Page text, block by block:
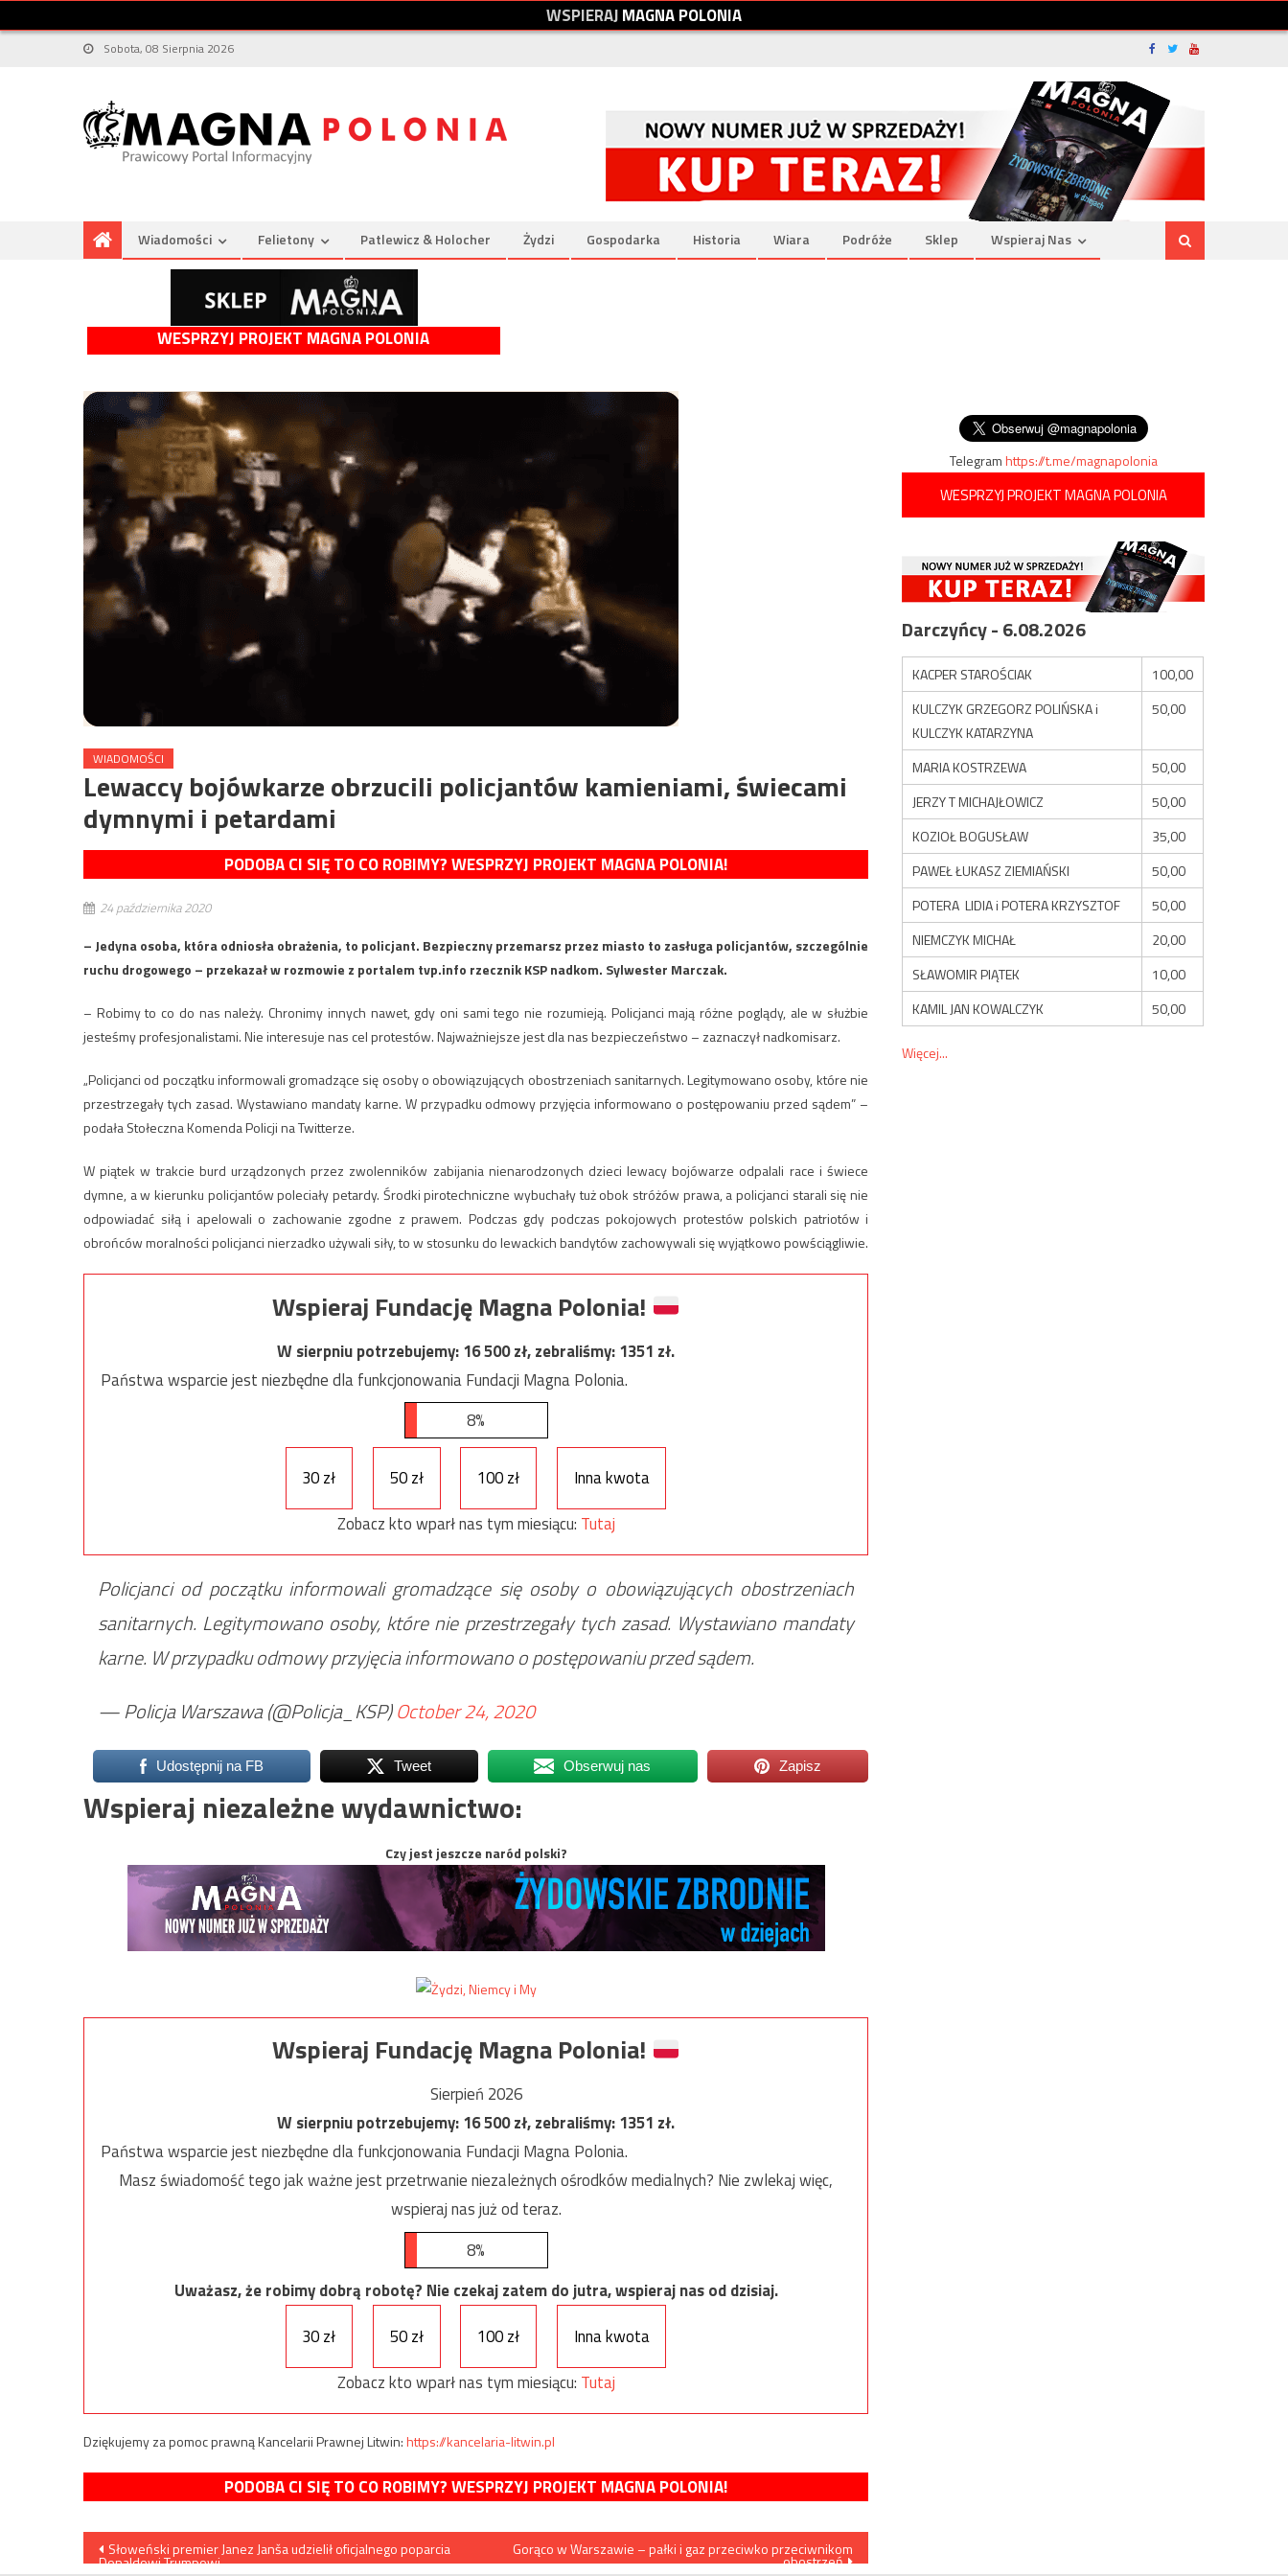
WSPIERAJMAGNAPOLONIA
Sobota, 08 Sierpnia 2026
Wiadomości Felietony Patlewicz & Holocher Żydzi Gospodarka Historia Wiara Podróże Sklep Wspieraj Nas
WESPRZYJ PROJEKT MAGNA POLONIA
WIADOMOŚCI
Lewaccy bojówkarze obrzucili policjantów kamieniami, świecami
dymnymi i petardami
PODOBA CI SIĘ TO CO ROBIMY? WESPRZYJ PROJEKT MAGNA POLONIA!
24 października 2020
– Jedyna osoba, która odniosła obrażenia, to policjant. Bezpieczny przemarsz przez miasto to zasługa policjantów, szczególnie
ruchu drogowego – przekazał w rozmowie z portalem tvp.info rzecznik KSP nadkom. Sylwester Marczak.
– Robimy to co do nas należy. Chronimy innych nawet, gdy oni sami tego nie rozumieją. Policjanci mają różne poglądy, ale w służbie
jesteśmy profesjonalistami. Nie interesuje nas cel protestów. Najważniejsze jest dla nas bezpieczeństwo – zaznaczył nadkomisarz.
„Policjanci od początku informowali gromadzące się osoby o obowiązujących obostrzeniach sanitarnych. Legitymowano osoby, które nie
przestrzegały tych zasad. Wystawiano mandaty karne. W przypadku odmowy przyjęcia informowano o postępowaniu przed sądem” –
podała Stołeczna Komenda Policji na Twitterze.
W piątek w trakcie burd urządzonych przez zwolenników zabijania nienarodzonych dzieci lewacy bojówarze odpalali race i świece
dymne, a w kierunku policjantów poleciały petardy. Środki pirotechniczne wybuchały tuż obok stróżów prawa, a policjanci starali się nie
odpowiadać siłą i apelowali o zachowanie zgodne z prawem. Podczas gdy podczas pokojowych protestów polskich patriotów i
obrońców moralności policjanci nierzadko używali siły, to w stosunku do lewackich bandytów zachowywali się wyjątkowo powściągliwie.
Wspieraj Fundację Magna Polonia!
W sierpniu potrzebujemy:16 500zł, zebraliśmy:1351 zł.
Państwa wsparcie jest niezbędne dla funkcjonowania Fundacji Magna Polonia.
8%
30 zł 50 zł 100 zł
Inna kwota
Zobacz kto wparł nas tym miesiącu: Tutaj
Policjanci od początku informowali gromadzące się osoby o obowiązujących obostrzeniach
sanitarnych. Legitymowano osoby, które nie przestrzegały tych zasad. Wystawiano mandaty
karne. W przypadku odmowy przyjęcia informowano o postępowaniu przed sądem.
— Policja Warszawa (@Policja_KSP)October 24, 2020
Udostępnij na FB Tweet Obserwuj nas Zapisz
Wspieraj niezależne wydawnictwo:
Czy jest jeszcze naród polski?
Wspieraj Fundację Magna Polonia!
Sierpień 2026
W sierpniu potrzebujemy:16 500zł, zebraliśmy:1351 zł.
Państwa wsparcie jest niezbędne dla funkcjonowania Fundacji Magna Polonia.
Masz świadomość tego jak ważne jest przetrwanie niezależnych ośrodków medialnych? Nie zwlekaj więc,
wspieraj nas już od teraz.
8%
Uważasz, że robimy dobrą robotę? Nie czekaj zatem do jutra, wspieraj nas od dzisiaj.
30 zł
50 zł 100 zł
Inna kwota
Zobacz kto wparł nas tym miesiącu: Tutaj
Dziękujemy za pomoc prawną Kancelarii Prawnej Litwin:https://kancelaria-litwin.pl
PODOBA CI SIĘ TO CO ROBIMY? WESPRZYJ PROJEKT MAGNA POLONIA!
Nawigacja
Słoweński premier Janez Janša udzielił oficjalnego poparcia
Donaldowi Trumpowi
Gorąco w Warszawie – pałki i gaz przeciwko przeciwnikom
obostrzeń
Telegramhttps://t.me/magnapolonia
WESPRZYJ PROJEKT MAGNA POLONIA
Darczyńcy - 6.08.2026
KACPER STAROŚCIAK
100,00
KULCZYK GRZEGORZ POLIŃSKA i
KULCZYK KATARZYNA
50,00
MARIA KOSTRZEWA
50,00
JERZY T MICHAJŁOWICZ
50,00
KOZIOŁ BOGUSŁAW
35,00
PAWEŁ ŁUKASZ ZIEMIAŃSKI
50,00
POTERA LIDIA i POTERA KRZYSZTOF
50,00
NIEMCZYK MICHAŁ
20,00
SŁAWOMIR PIĄTEK
10,00
KAMIL JAN KOWALCZYK
50,00
Więcej...